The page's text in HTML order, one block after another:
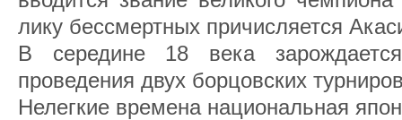
лику бессмертных причисляется
В середине 18 века
проведения двух борцовских
Нелегкие времена национальная